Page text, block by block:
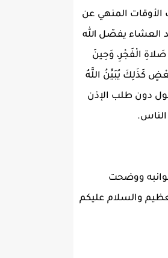
الأوقات المنهي عن
العشاء يفصّل الله
صَلاةِ الْفَجْرِ، وَحِينَ
كَذَلِكَ يُبَيِّنُ اللَّهُ
دون طلب الإذن
ووضحت
والسلام عليكم